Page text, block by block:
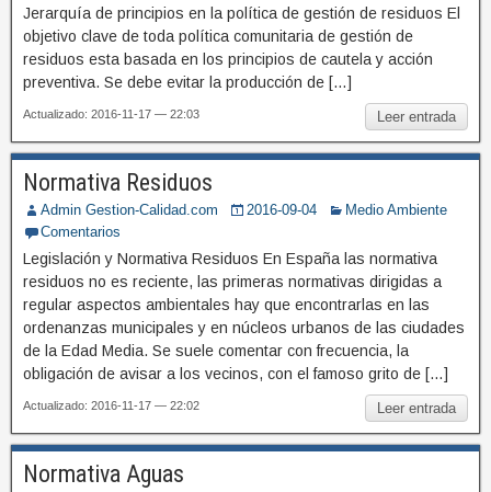
Jerarquía de principios en la política de gestión de residuos El
objetivo clave de toda política comunitaria de gestión de
residuos esta basada en los principios de cautela y acción
preventiva. Se debe evitar la producción de […]
Leer entrada
Actualizado: 2016-11-17 — 22:03
Normativa Residuos
Admin Gestion-Calidad.com 2016-09-04
Medio Ambiente
Comentarios
Legislación y Normativa Residuos En España las normativa
residuos no es reciente, las primeras normativas dirigidas a
regular aspectos ambientales hay que encontrarlas en las
ordenanzas municipales y en núcleos urbanos de las ciudades
de la Edad Media. Se suele comentar con frecuencia, la
obligación de avisar a los vecinos, con el famoso grito de […]
Leer entrada
Actualizado: 2016-11-17 — 22:02
Normativa Aguas